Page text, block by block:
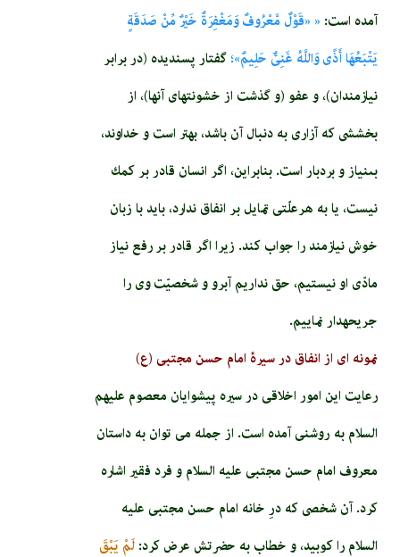
آمده است: « «قَوْلٌ مَّعْرُوفٌ وَمَغْفِرَةٌ خَيْرٌ مِّنْ صَدَقَةٍ
يَتْبَعُهَا أَذًى وَاللَّهُ غَنِىٌّ حَلِيمٌ»؛ گفتار پسنديده (در برابر
نيازمندان)، و عفو (و گذشت از خشونتهاى آنها)، از
بخششى كه آزارى به دنبال آن باشد، بهتر است و خداوند،
بى‏نياز و بردبار است. بنابراين، اگر انسان قادر بر كمك
نيست، يا به هرعلّتى تمايل بر انفاق ندارد، بايد با زبان
خوش نيازمند را جواب كند. زيرا اگر قادر بر رفع نياز
مادّى او نيستيم، حق نداريم آبرو و شخصيّت وى را
جريحه‏دار نماييم.
نمونه ای از انفاق در سیرۀ امام حسن مجتبی (ع)
رعايت اين امور اخلاقى در سيره پيشوايان معصوم عليهم
السلام به روشنى آمده است. از جمله مى ‏توان به داستان
معروف امام‏ حسن‏ مجتبى عليه السلام و فرد فقير اشاره
كرد. آن شخصى که درِ خانه امام حسن مجتبى عليه
السلام را كوبيد، و خطاب به حضرتش عرض كرد: لَمْ يَبْقَ